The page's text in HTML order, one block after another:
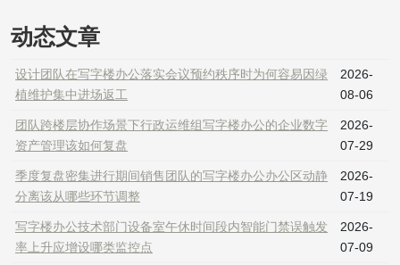
动态文章
设计团队在写字楼办公落实会议预约秩序时为何容易因绿
植维护集中进场返工
2026-
08-06
团队跨楼层协作场景下行政运维组写字楼办公的企业数字
资产管理该如何复盘
2026-
07-29
季度复盘密集进行期间销售团队的写字楼办公办公区动静
分离该从哪些环节调整
2026-
07-19
写字楼办公技术部门设备室午休时间段内智能门禁误触发
率上升应增设哪类监控点
2026-
07-09